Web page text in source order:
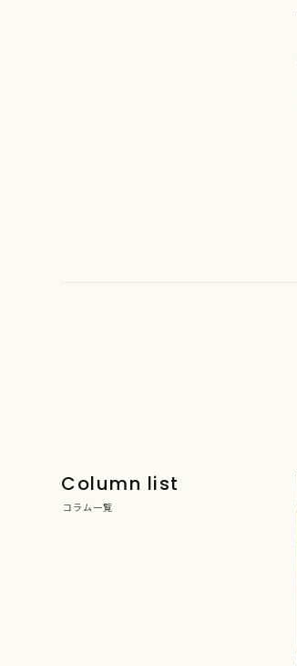
Column list
コラム一覧